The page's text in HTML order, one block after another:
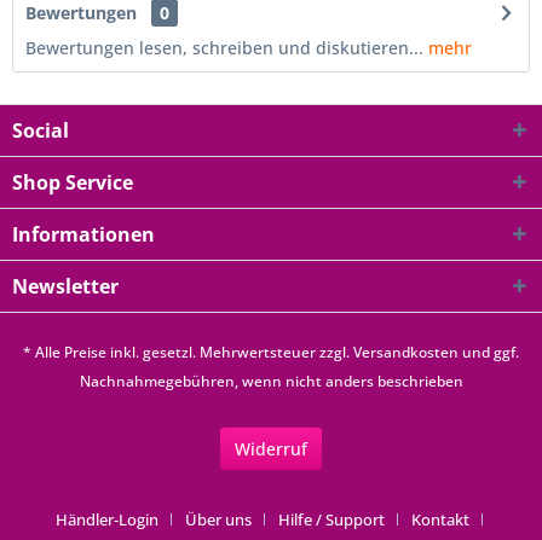
Bewertungen
0
Bewertungen lesen, schreiben und diskutieren... mehr
Social
Shop Service
Informationen
Newsletter
* Alle Preise inkl. gesetzl. Mehrwertsteuer zzgl.Versandkosten und ggf.
Nachnahmegebühren, wenn nicht anders beschrieben
Widerruf
Händler-Login Über uns Hilfe / Support Kontakt